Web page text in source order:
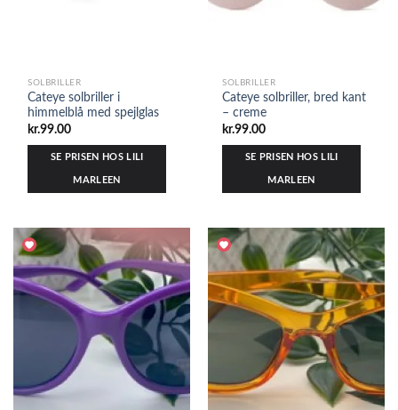
SOLBRILLER
Cateye solbriller i
himmelblå med spejlglas
kr.99.00
SE PRISEN HOS LILI
MARLEEN
SOLBRILLER
Cateye solbriller, bred kant
– creme
kr.99.00
SE PRISEN HOS LILI
MARLEEN